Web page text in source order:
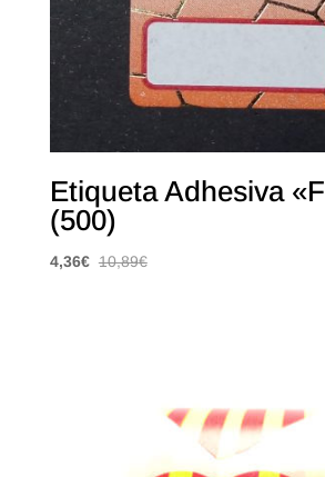
Etiqueta Adhesiva
(500)
4,36€ 10,89€